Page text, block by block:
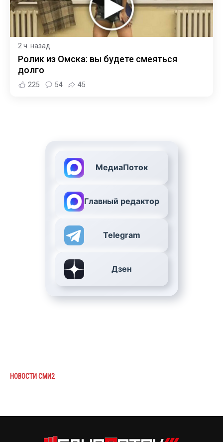
2 ч. назад
Ролик из Омска: вы будете смеяться
долго
225 54 45
МедиаПоток
Главный редактор
Telegram
Дзен
НОВОСТИ СМИ2